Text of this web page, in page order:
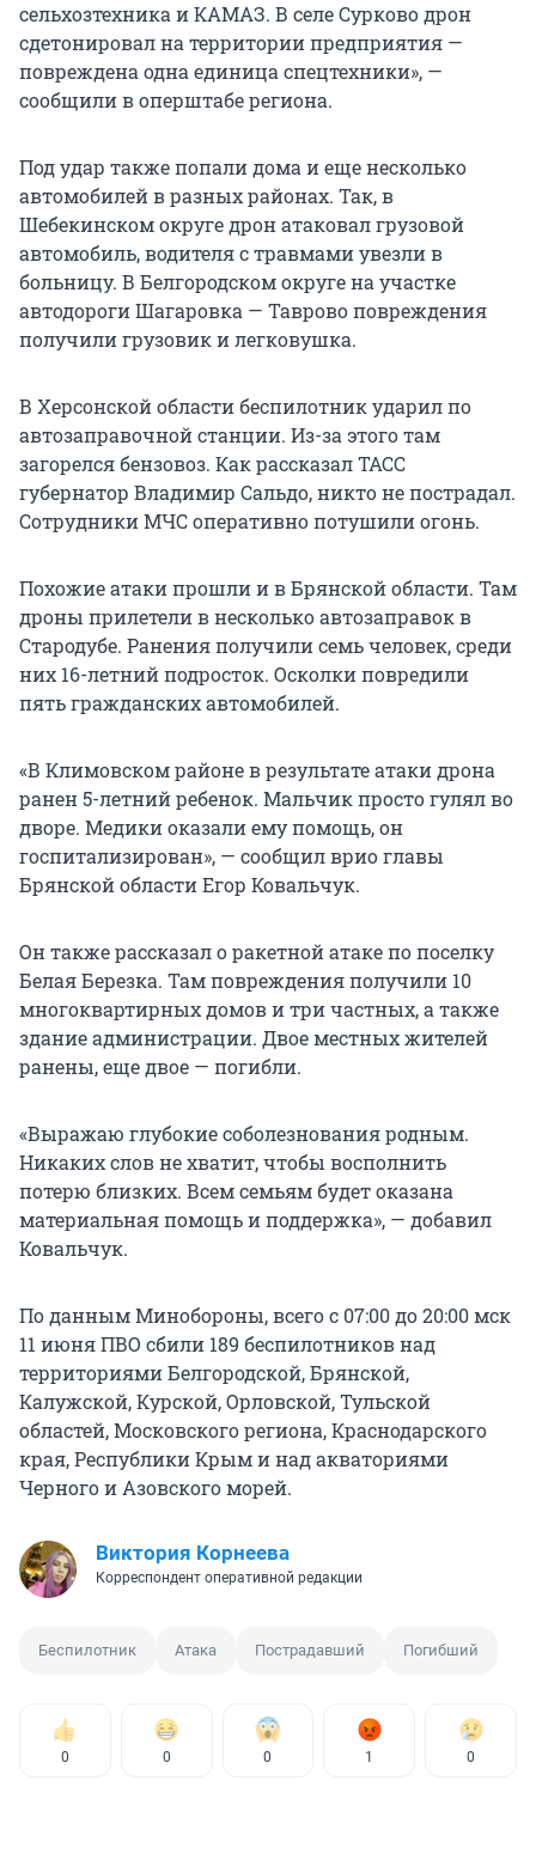
сельхозтехника и КАМАЗ. В селе Сурково дрон
сдетонировал на территории предприятия —
повреждена одна единица спецтехники», —
сообщили в оперштабе региона.
Под удар также попали дома и еще несколько
автомобилей в разных районах. Так, в
Шебекинском округе дрон атаковал грузовой
автомобиль, водителя с травмами увезли в
больницу. В Белгородском округе на участке
автодороги Шагаровка — Таврово повреждения
получили грузовик и легковушка.
В Херсонской области беспилотник ударил по
автозаправочной станции. Из-за этого там
загорелся бензовоз. Как рассказал ТАСС
губернатор Владимир Сальдо, никто не пострадал.
Сотрудники МЧС оперативно потушили огонь.
Похожие атаки прошли и в Брянской области. Там
дроны прилетели в несколько автозаправок в
Стародубе. Ранения получили семь человек, среди
них 16-летнийподросток. Осколки повредили
пять гражданских автомобилей.
«В Климовском районе в результате атаки дрона
ранен 5-летний ребенок. Мальчик просто гулял во
дворе. Медики оказали ему помощь, он
госпитализирован», — сообщил врио главы
Брянской области Егор Ковальчук.
Он также рассказал о ракетной атаке по поселку
Белая Березка. Там повреждения получили 10
многоквартирных домов и три частных, а также
здание администрации. Двое местных жителей
ранены, еще двое — погибли.
«Выражаю глубокие соболезнования родным.
Никаких слов не хватит, чтобы восполнить
потерю близких. Всем семьям будет оказана
материальная помощь и поддержка», — добавил
Ковальчук.
По данным Минобороны, всего с 07:00 до 20:00 мск
11 июня ПВО сбили 189 беспилотников над
территориями Белгородской, Брянской,
Калужской, Курской, Орловской, Тульской
областей, Московского региона, Краснодарского
края, Республики Крым и над акваториями
Черного и Азовского морей.
Виктория Корнеева
Корреспондент оперативной редакции
Беспилотник Атака Пострадавший Погибший
0 0 0 1 0